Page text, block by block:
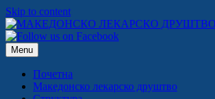
Skip to content
Menu
Почетна
Македонско лекарско друштво